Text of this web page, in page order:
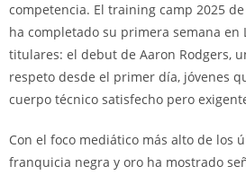
competencia. El training camp 2025
ha completado su primera semana en
titulares: el debut de Aaron Rodgers,
respeto desde el primer día, jóvenes
cuerpo técnico satisfecho pero
Con el foco mediático más alto de los
franquicia negra y oro ha mostrado